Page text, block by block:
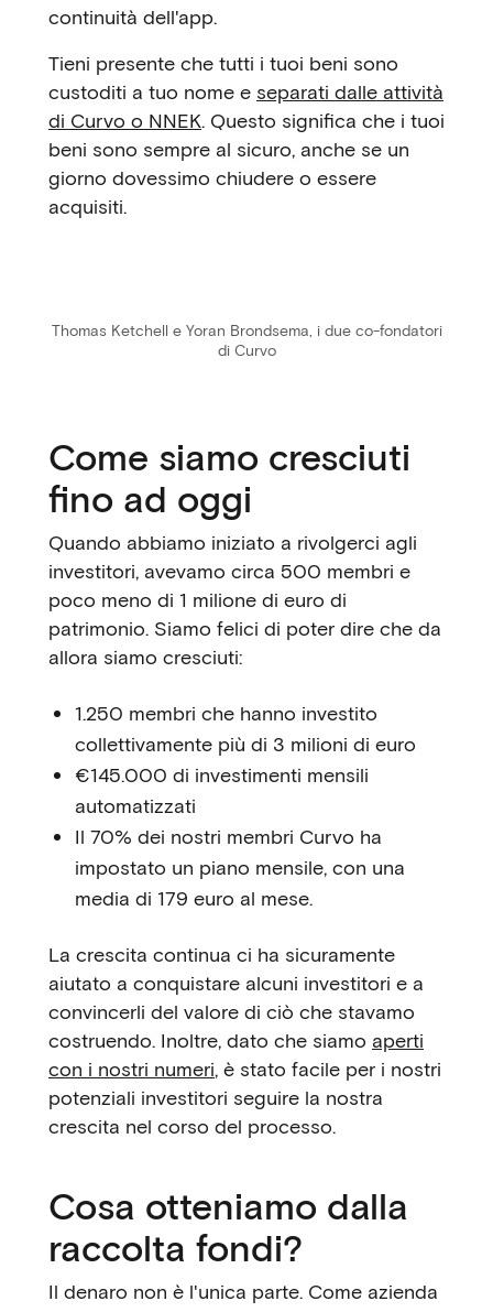
continuità dell'app.
Tieni presente che tutti i tuoi beni sono
custoditi a tuo nome e separati dalle attività
di Curvo o NNEK. Questo significa che i tuoi
beni sono sempre al sicuro, anche se un
giorno dovessimo chiudere o essere
acquisiti.
Thomas Ketchell e Yoran Brondsema, i due co-fondatori
di Curvo
Come siamo cresciuti
fino ad oggi
Quando abbiamo iniziato a rivolgerci agli
investitori, avevamo circa 500 membri e
poco meno di 1 milione di euro di
patrimonio. Siamo felici di poter dire che da
allora siamo cresciuti:
1.250 membri che hanno investito
collettivamente più di 3 milioni di euro
€145.000 di investimenti mensili
automatizzati
Il 70% dei nostri membri Curvo ha
impostato un piano mensile, con una
media di 179 euro al mese.
La crescita continua ci ha sicuramente
aiutato a conquistare alcuni investitori e a
convincerli del valore di ciò che stavamo
costruendo. Inoltre, dato che siamo aperti
con i nostri numeri, è stato facile per i nostri
potenziali investitori seguire la nostra
crescita nel corso del processo.
Cosa otteniamo dalla
raccolta fondi?
Il denaro non è l'unica parte. Come azienda